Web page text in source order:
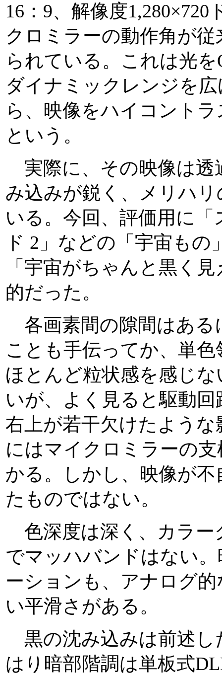
16：9、解像度
クロミラーの動作角が
られている。これは光
ダイナミックレンジを
ら、映像をハイコント
という。
実際に、その映像は透
み込みが鋭く、メリハ
いる。今回、評価用に
ド 2」などの「宇宙も
「宇宙がちゃんと黒く
的だった。
各画素間の隙間はある
ことも手伝ってか、単
ほとんど粒状感を感じ
いが、よく見ると駆動
右上が若干欠けたよう
にはマイクロミラーの
かる。しかし、映像が
たものではない。
色深度は深く、カラー
でマッハバンドはない
ーションも、アナログ
い平滑さがある。
黒の沈み込みは前述し
はり暗部階調は単板式